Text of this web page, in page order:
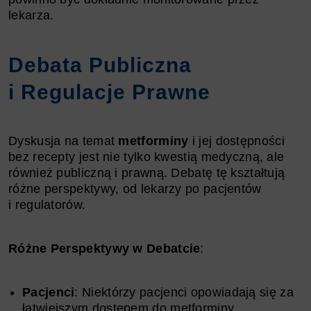
lekarza.
Debata Publiczna
i Regulacje Prawne
Dyskusja na temat metforminy i jej dostępności
bez recepty jest nie tylko kwestią medyczną, ale
również publiczną i prawną. Debatę tę kształtują
różne perspektywy, od lekarzy po pacjentów
i regulatorów.
Różne Perspektywy w Debatcie:
Pacjenci: Niektórzy pacjenci opowiadają się za